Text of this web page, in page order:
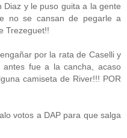
Diaz y le puso guita a la gente
no se cansan de pegarle a
Trezeguet!!
por la rata de Caselli y
fue a la cancha, acaso
camiseta de River!!! POR
votos a DAP para que salga